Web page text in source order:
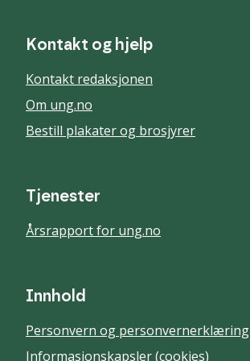
Kontakt og hjelp
Kontakt redaksjonen
Om ung.no
Bestill plakater og brosjyrer
Tjenester
Årsrapport for ung.no
Innhold
Personvern og personvernerklæring
Informasjonskapsler (cookies)